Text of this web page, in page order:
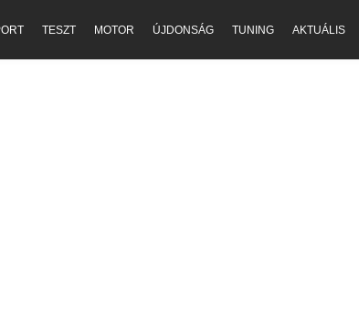
TESZT MOTOR ÚJDONSÁG TUNING AKTUÁLIS